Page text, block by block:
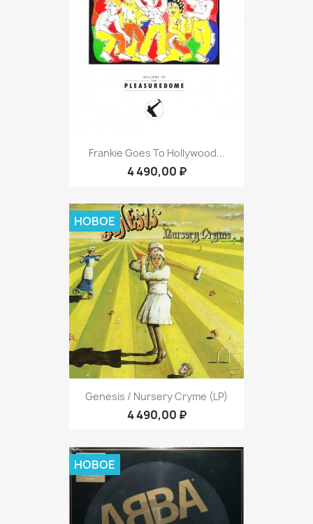
Frankie Goes To Hollywood...
4 490,00 ₽
Genesis / Nursery Cryme (LP)
4 490,00 ₽
НОВОЕ
НОВОЕ